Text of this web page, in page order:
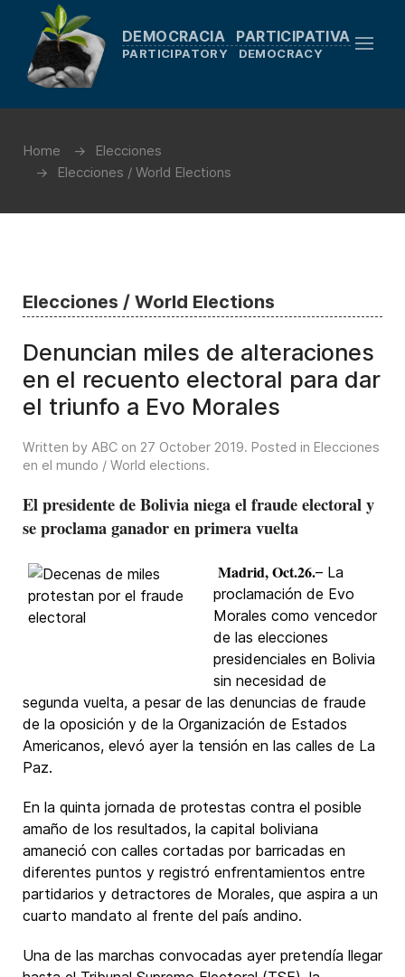
DEMOCRACIA PARTICIPATIVA
PARTICIPATORY DEMOCRACY
Home
Elecciones
Elecciones / World Elections
Elecciones / World Elections
Denuncian miles de alteraciones
en el recuento electoral para dar
el triunfo a Evo Morales
Written by ABC on 27 October 2019. Posted in Elecciones
en el mundo / World elections.
El presidente de Bolivia niega el fraude electoral y
se proclama ganador en primera vuelta
Madrid, Oct.26.– La
proclamación de Evo
Morales como vencedor
de las elecciones
presidenciales en Bolivia
sin necesidad de
segunda vuelta, a pesar de las denuncias de fraude
de la oposición y de la Organización de Estados
Americanos, elevó ayer la tensión en las calles de La
Paz.
En la quinta jornada de protestas contra el posible
amaño de los resultados, la capital boliviana
amaneció con calles cortadas por barricadas en
diferentes puntos y registró enfrentamientos entre
partidarios y detractores de Morales, que aspira a un
cuarto mandato al frente del país andino.
Una de las marchas convocadas ayer pretendía llegar